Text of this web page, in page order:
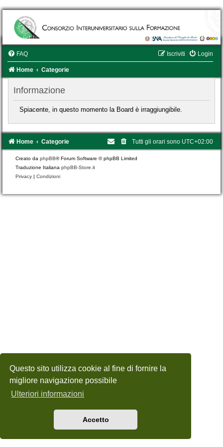
Questo sito utilizza cookie al fine di fornire la
migliore navigazione possibile
Ulteriori informazioni
Accetto
FAQ Login
Iscriviti
Home Categorie
Informazione
Spiacente, in questo momento la Board è irraggiungibile.
Home Categorie Tutti gli orari sono UTC+02:00
Creato da phpBB® Forum Software © phpBB Limited
Traduzione Italiana phpBB-Store.it
Privacy | Condizioni